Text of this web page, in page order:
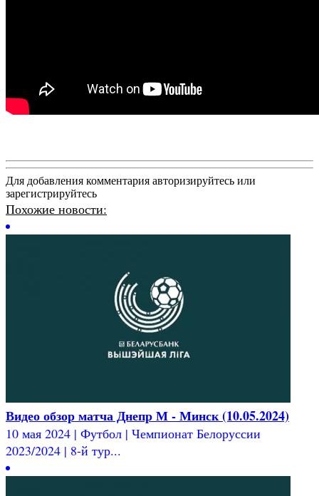
Для добавления комментария авторизируйтесь или
зарегистрируйтесь
Похожие новости:
Видео обзор матча Днепр М - Минск (10.05.2024)
10 мая 2024 | Футбол | Чемпионат Белоруссии
2023/2024 | 8-й тур...